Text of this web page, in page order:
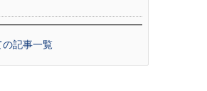
の記事一覧